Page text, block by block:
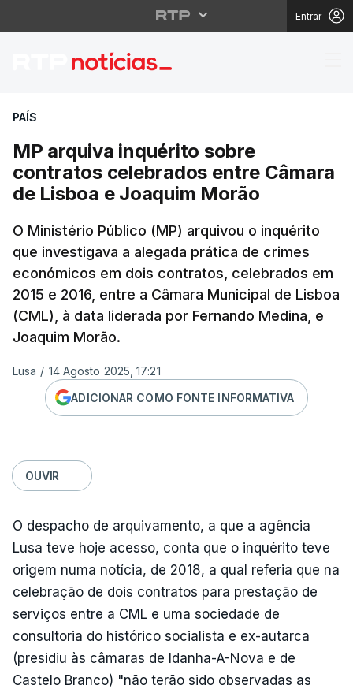
Entrar
MP arquiva inquérito
PAÍS
MP arquiva inquérito sobre
contratos celebrados entre Câmara
de Lisboa e Joaquim Morão
O Ministério Público (MP) arquivou o inquérito
que investigava a alegada prática de crimes
económicos em dois contratos, celebrados em
2015 e 2016, entre a Câmara Municipal de Lisboa
(CML), à data liderada por Fernando Medina, e
Joaquim Morão.
Lusa / 14 Agosto 2025, 17:21
ADICIONAR COMO FONTE INFORMATIVA
OUVIR
O despacho de arquivamento, a que a agência
Lusa teve hoje acesso, conta que o inquérito teve
origem numa notícia, de 2018, a qual referia que na
celebração de dois contratos para prestação de
serviços entre a CML e uma sociedade de
consultoria do histórico socialista e ex-autarca
(presidiu às câmaras de Idanha-A-Nova e de
Castelo Branco) "não terão sido observadas as